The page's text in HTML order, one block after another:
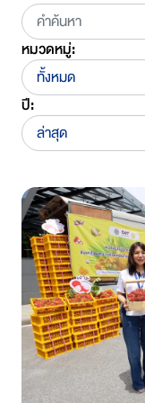
หมวดหมู่:
ทั้งหมด
ปี:
ล่าสุด